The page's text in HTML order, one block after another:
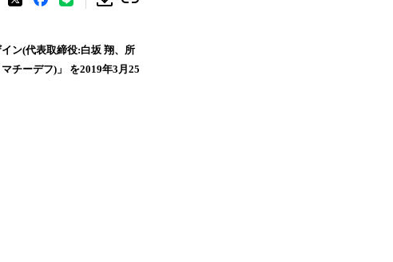
ン(代表取締役:白坂 翔、所
チーデフ)」 を2019年3月25